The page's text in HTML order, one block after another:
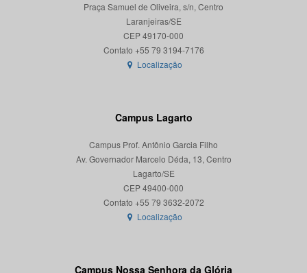
Praça Samuel de Oliveira, s/n, Centro
Laranjeiras/SE
CEP 49170-000
Localização
Campus Lagarto
Campus Prof. Antônio Garcia Filho
Av. Governador Marcelo Déda, 13, Centro
Lagarto/SE
CEP 49400-000
Localização
Campus Nossa Senhora da Glória